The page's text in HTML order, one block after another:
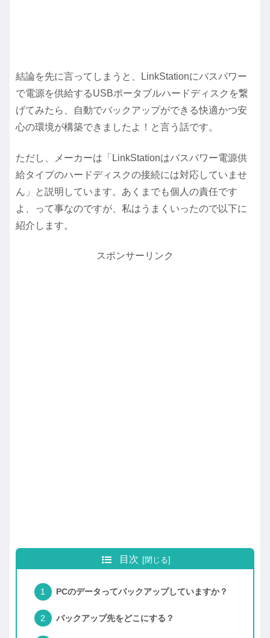
結論を先に言ってしまうと、LinkStationにバスパワー
で電源を供給するUSBポータブルハードディスクを繋
げてみたら、自動でバックアップができる快適かつ安
心の環境が構築できましたよ！と言う話です。
ただし、メーカーは「LinkStationはバスパワー電源供
給タイプのハードディスクの接続には対応していませ
ん」と説明しています。あくまでも個人の責任です
よ、って事なのですが、私はうまくいったので以下に
紹介します。
スポンサーリンク
目次
PCのデータってバックアップしていますか？
バックアップ先をどこにする？